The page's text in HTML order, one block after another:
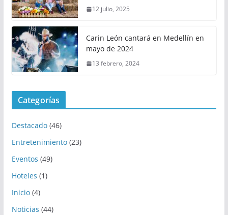
12 julio, 2025
Carin León cantará en Medellín en
mayo de 2024
13 febrero, 2024
Categorías
Destacado(46)
Entretenimiento(23)
Eventos (49)
Hoteles (1)
Inicio(4)
Noticias (44)